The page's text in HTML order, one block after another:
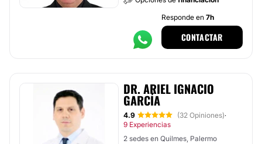
Responde en 7h
CONTACTAR
DR. ARIEL IGNACIO
GARCÍA
4.9 (32 Opiniones)·
9 Experiencias
2 sedes en Quilmes, Palermo